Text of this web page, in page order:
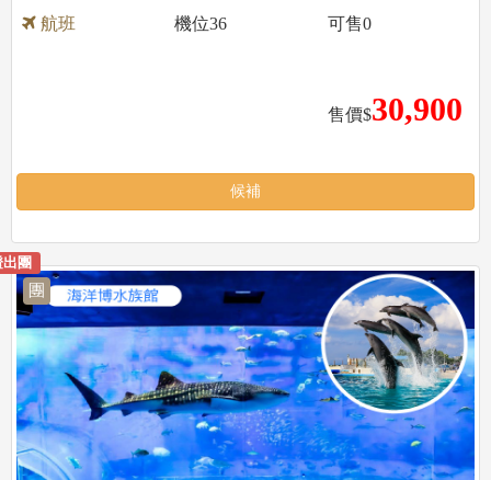
航班
售價$30,900
機位36 可售0
候補
團
團